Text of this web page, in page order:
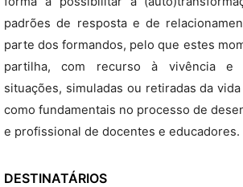
padrões de resposta e de
parte dos formandos, pelo que estes
partilha, com recurso à vivência e
situações, simuladas ou retiradas da
como fundamentais no processo de
e profissional de docentes e educadores.
DESTINATÁRIOS